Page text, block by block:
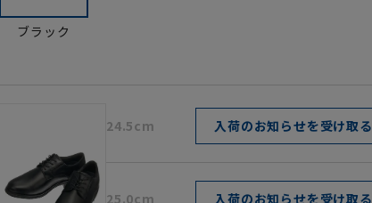
ブラック
24.5cm 入荷のお知らせを受け取る
25.0cm 入荷のお知らせを受け取る